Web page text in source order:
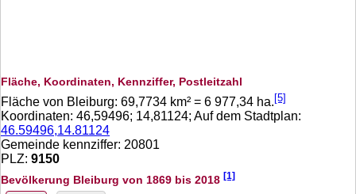
Fläche, Koordinaten, Kennziffer, Postleitzahl
Fläche von Bleiburg: 69,7734 km² = 6 977,34 ha. [5]
Koordinaten: 46,59496; 14,81124; Auf dem Stadtplan:
46.59496,14.81124
Gemeinde kennziffer: 20801
PLZ: 9150
Bevölkerung Bleiburg von 1869 bis 2018 [1]